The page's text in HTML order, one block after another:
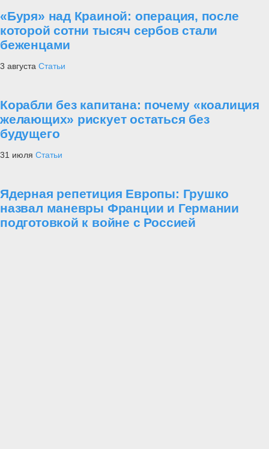
«Буря» над Краиной: операция, после
которой сотни тысяч сербов стали
беженцами
3 августа Статьи
Корабли без капитана: почему «коалиция
желающих» рискует остаться без
будущего
31 июля Статьи
Ядерная репетиция Европы: Грушко
назвал маневры Франции и Германии
подготовкой к войне с Россией